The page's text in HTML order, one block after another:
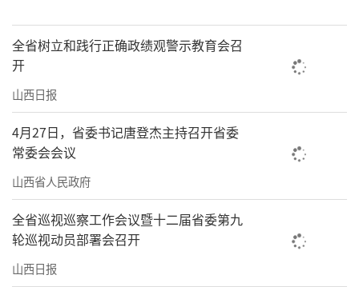
全省树立和践行正确政绩观警示教育会召
开
山西日报
4月27日，省委书记唐登杰主持召开省委
常委会会议
山西省人民政府
全省巡视巡察工作会议暨十二届省委第九
轮巡视动员部署会召开
山西日报